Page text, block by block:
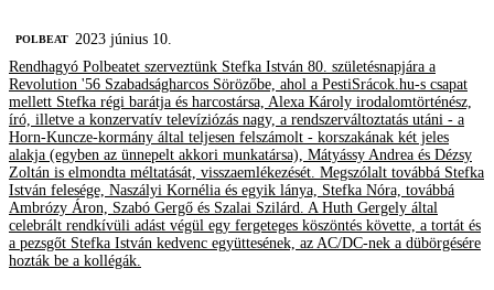
‎POLBEAT 2023 június 10.
Rendhagyó Polbeatet szerveztünk Stefka István 80. születésnapjára a
Revolution '56 Szabadságharcos Sörözőbe, ahol a PestiSrácok.hu-s csapat
mellett Stefka régi barátja és harcostársa, Alexa Károly irodalomtörténész,
író, illetve a konzervatív televíziózás nagy, a rendszerváltoztatás utáni - a
Horn-Kuncze-kormány által teljesen felszámolt - korszakának két jeles
alakja (egyben az ünnepelt akkori munkatársa), Mátyássy Andrea és Dézsy
Zoltán is elmondta méltatását, visszaemlékezését. Megszólalt továbbá Stefka
István felesége, Naszályi Kornélia és egyik lánya, Stefka Nóra, továbbá
Ambrózy Áron, Szabó Gergő és Szalai Szilárd. A Huth Gergely által
celebrált rendkívüli adást végül egy fergeteges köszöntés követte, a tortát és
a pezsgőt Stefka István kedvenc együttesének, az AC/DC-nek a dübörgésére
hozták be a kollégák.